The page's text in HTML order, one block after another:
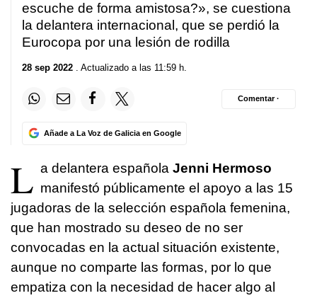
escuche de forma amistosa?», se cuestiona
la delantera internacional, que se perdió la
Eurocopa por una lesión de rodilla
28 sep 2022 . Actualizado a las 11:59 h.
Añade a La Voz de Galicia en Google
Comentar ·
L a delantera española Jenni Hermoso
manifestó públicamente el apoyo a las 15
jugadoras de la selección española femenina,
que han mostrado su deseo de no ser
convocadas en la actual situación existente,
aunque no comparte las formas, por lo que
empatiza con la necesidad de hacer algo al